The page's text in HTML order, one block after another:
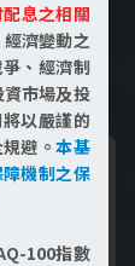
型
息之相關
濟變動之
、經濟制
市場及投
以嚴謹的
避。本基
機制之保
100指數